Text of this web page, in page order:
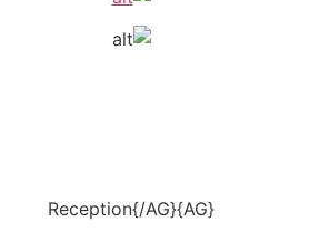
{AG}Reception{/AG}